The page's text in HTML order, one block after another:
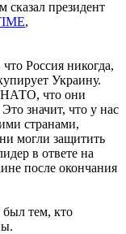
президент
,
Россия никогда,
Украину.
НАТО, что они
значит, что у нас
странами,
могли защитить
в ответе на
после окончания
тем, кто